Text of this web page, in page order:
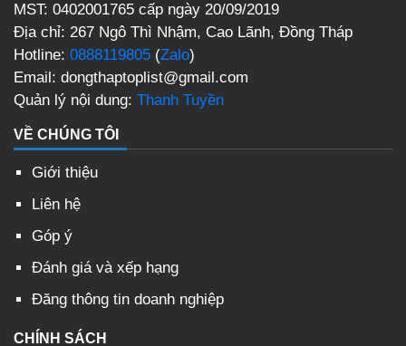
MST: 0402001765 cấp ngày 20/09/2019
Địa chỉ: 267 Ngô Thì Nhậm, Cao Lãnh, Đồng Tháp
Hotline: 0888119805 (Zalo)
Email: dongthaptoplist@gmail.com
Quản lý nội dung: Thanh Tuyền
VỀ CHÚNG TÔI
Giới thiệu
Liên hệ
Góp ý
Đánh giá và xếp hạng
Đăng thông tin doanh nghiệp
CHÍNH SÁCH